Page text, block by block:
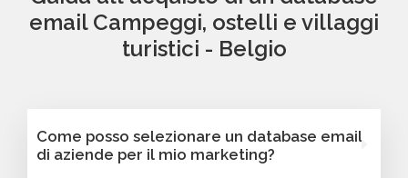
email Campeggi, ostelli e villaggi
turistici - Belgio
Come posso selezionare un database email
di aziende per il mio marketing?